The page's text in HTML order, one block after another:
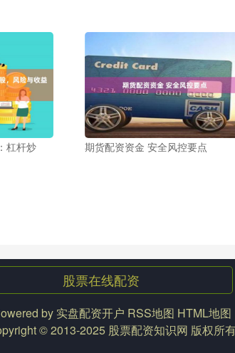
杠杆炒
期货配资资金 安全风控要点
股票在线配资
by 实盘配资开户 RSS地图 HTML地图
© 2013-2025 股票配资知识网 版权所